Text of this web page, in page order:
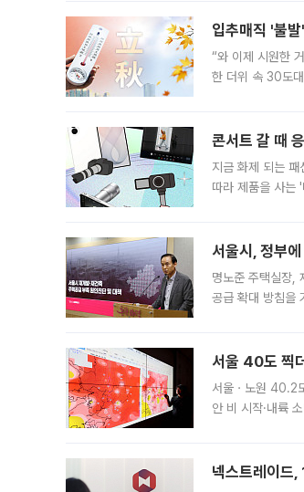
입추매직 '불
“와 이제 시원한
한 더위 속 30도
콘서트 갈 때
지금 화제 되는 패
따라 제품을 사는
서울시, 정부
명노준 주택실장,
공급 확대 방침을
서울 40도 찍
서울ㆍ노원 40.2
안 비 시작·내륙
넥스트레이드,